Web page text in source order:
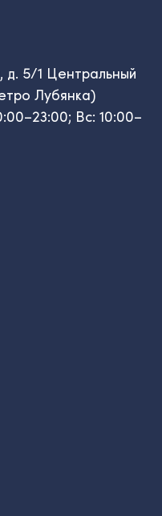
д. 5/1 Центральный
Лубянка)
Вс: 10:00–